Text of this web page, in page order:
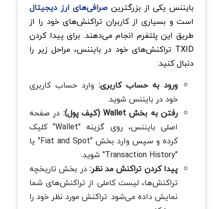
بایننس یکی از بزرگترین صرافی‌های ارز دیجیتال
است و بسیاری از کاربران تراکنش‌های خود را از
طریق این پلتفرم انجام می‌دهند. برای پیدا کردن
TXID تراکنش‌های خود در بایننس، مراحل زیر را
دنبال کنید:
ورود به حساب کاربری: وارد حساب کاربری
خود در بایننس شوید.
رفتن به بخش Wallet (کیف پول):
در صفحه
اصلی بایننس، روی گزینه "Wallet" کلیک
کرده و سپس وارد بخش "Fiat and Spot" یا
"Transaction History" شوید.
پیدا کردن تراکنش مد نظر:در بخش تاریخچه
تراکنش‌ها، لیست کاملی از تراکنش‌های شما
نمایش داده می‌شود. تراکنش مورد نظر خود را